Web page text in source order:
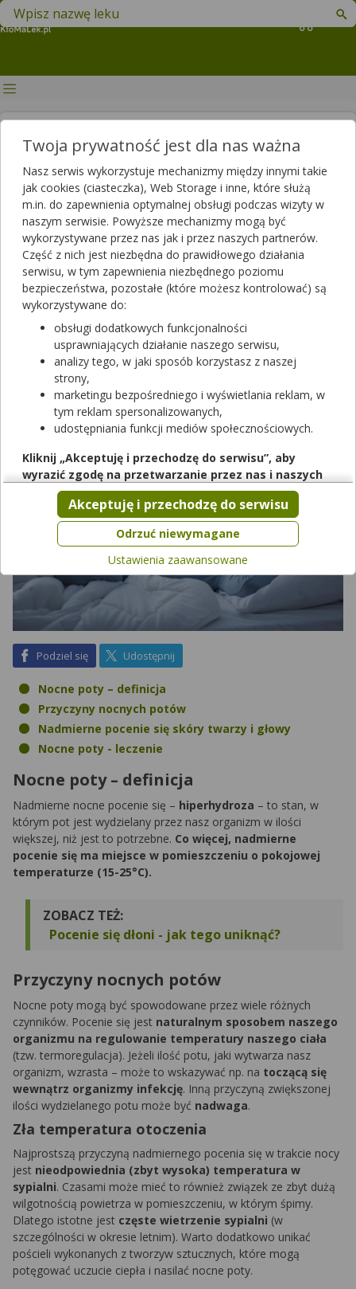
Koszyk
Znajdź lek w swojej okolicy
Nocne poty – przyczyny,
objawy, leczenie
Publikacja: 2021-01-19 11:51 Aktualizacja: 2025-06-03 14:20
Nocne poty są dolegliwością, która może spotkać każdego z
nas. Niestety, objaw ten nie wskazuje na żadną konkretną
jednostkę chorobową. W takim razie jakie mogą być przyczyny
nadmiernego pocenia się w nocy? Jakie są inne towarzyszące
temu objawy? Czy istnieje skuteczny sposób leczenia nocnych
Autor
Podziel sięna FacebookUdostępnij
Artykuł rekomendowany przez:
magister farmacji Bartłomiej Łuczyński
Nocne poty – definicja
Przyczyny nocnych potów
Nadmierne pocenie się skóry twarzy i głowy
Nocne poty - leczenie
Nocne poty – definicja
Nadmierne nocne pocenie się – hiperhydroza – to stan, w
którym pot jest wydzielany przez nasz organizm w ilości
większej, niż jest to potrzebne. Co więcej, nadmierne
pocenie się ma miejsce w pomieszczeniu o pokojowej
temperaturze (15-25°C).
ZOBACZ TEŻ:
Pocenie się dłoni - jak tego uniknąć?
Przyczyny nocnych potów
Nocne poty mogą być spowodowane przez wiele różnych
czynników. Pocenie się jest naturalnym sposobem naszego
organizmu na regulowanie temperatury naszego ciała
(tzw. termoregulacja). Jeżeli ilość potu, jaki wytwarza nasz
organizm, wzrasta – może to wskazywać np. na toczącą się
wewnątrz organizmy infekcję. Inną przyczyną zwiększonej
ilości wydzielanego potu może być nadwaga.
Zła temperatura otoczenia
Najprostszą przyczyną nadmiernego pocenia się w trakcie nocy
jest nieodpowiednia (zbyt wysoka) temperatura w
sypialni. Czasami może mieć to również związek ze zbyt dużą
wilgotnością powietrza w pomieszczeniu, w którym śpimy.
Dlatego istotne jest częste wietrzenie sypialni (w
szczególności w okresie letnim). Warto dodatkowo unikać
pościeli wykonanych z tworzyw sztucznych, które mogą
potęgować uczucie ciepła i nasilać nocne poty.
Twoja prywatność jest dla nas ważna
Nasz serwis wykorzystuje mechanizmy między innymi takie
jak cookies (ciasteczka), Web Storage i inne, które służą
m.in. do zapewnienia optymalnej obsługi podczas wizyty w
naszym serwisie. Powyższe mechanizmy mogą być
wykorzystywane przez nas jak i przez naszych partnerów.
Część z nich jest niezbędna do prawidłowego działania
serwisu, w tym zapewnienia niezbędnego poziomu
bezpieczeństwa, pozostałe (które możesz kontrolować) są
wykorzystywane do:
obsługi dodatkowych funkcjonalności
usprawniających działanie naszego serwisu,
analizy tego, w jaki sposób korzystasz z naszej
strony,
marketingu bezpośredniego i wyświetlania reklam, w
tym reklam spersonalizowanych,
udostępniania funkcji mediów społecznościowych.
Kliknij „Akceptuję i przechodzę do serwisu”, aby
wyrazić zgodę na przetwarzanie przez nas i naszych
partnerów Twoich danych w powyższych celach.
Pamiętaj, że wyrażenie zgody jest dobrowolne, a wyrażoną
zgodę możesz w każdej chwili cofnąć, możesz też wycofać
zgodę na przetwarzanie Twoich danych tylko w niektórych
celach. Jeżeli chcesz dowiedzieć się więcej lub chcesz
przeprowadzić konfigurację szczegółową, to możesz tego
dokonać za pomocą „Ustawień zaawansowanych”.
Więcej informacji na temat wykorzystywania narzędzi
Serwisu.
Odrzuć niewymagane
Akceptuję i przechodzę do serwisu
Ustawienia zaawansowane